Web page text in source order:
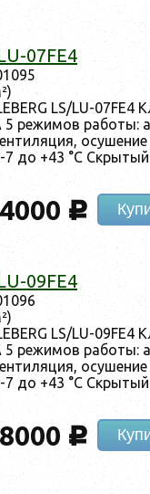
07FE4
LS/LU-07FE4
5 ре­жимов ра­боты:
до +43 °C
c
09FE4
LS/LU-09FE4
5 ре­жимов ра­боты:
до +43 °C
c